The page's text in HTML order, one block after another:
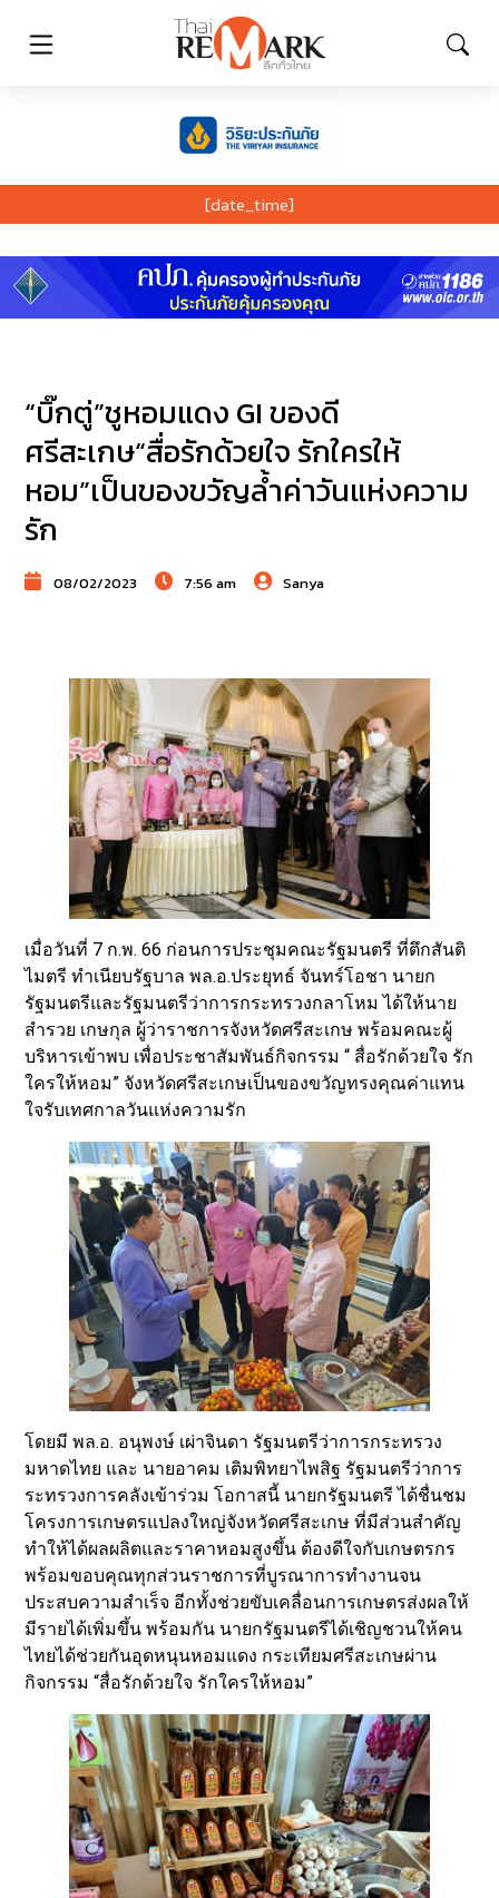
[date_time]
“บิ๊กตู่”ชูหอมแดง GI ของดี
ศรีสะเกษ“สื่อรักด้วยใจ รักใครให้
หอม”เป็นของขวัญล้ำค่าวันแห่งความ
รัก
08/02/2023 7:56 am Sanya
เมื่อวันที่ 7 ก.พ. 66 ก่อนการประชุมคณะรัฐมนตรี ที่ตึกสันติ
ไมตรี ทำเนียบรัฐบาล พล.อ.ประยุทธ์ จันทร์โอชา นายก
รัฐมนตรีและรัฐมนตรีว่าการกระทรวงกลาโหม ได้ให้นาย
สำรวย เกษกุล ผู้ว่าราชการจังหวัดศรีสะเกษ พร้อมคณะผู้
บริหารเข้าพบ เพื่อประชาสัมพันธ์กิจกรรม “ สื่อรักด้วยใจ รัก
ใครให้หอม” จังหวัดศรีสะเกษเป็นของขวัญทรงคุณค่าแทน
ใจรับเทศกาลวันแห่งความรัก
โดยมี พล.อ. อนุพงษ์ เผ่าจินดา รัฐมนตรีว่าการกระทรวง
มหาดไทย และ นายอาคม เติมพิทยาไพสิฐ รัฐมนตรีว่าการ
ระทรวงการคลังเข้าร่วม โอกาสนี้ นายกรัฐมนตรี ได้ชื่นชม
โครงการเกษตรแปลงใหญ่จังหวัดศรีสะเกษ ที่มีส่วนสำคัญ
ทำให้ได้ผลผลิตและราคาหอมสูงขึ้น ต้องดีใจกับเกษตรกร
พร้อมขอบคุณทุกส่วนราชการที่บูรณาการทำงานจน
ประสบความสำเร็จ อีกทั้งช่วยขับเคลื่อนการเกษตรส่งผลให้
มีรายได้เพิ่มขึ้น พร้อมกัน นายกรัฐมนตรีได้เชิญชวนให้คน
ไทยได้ช่วยกันอุดหนุนหอมแดง กระเทียมศรีสะเกษผ่าน
กิจกรรม “สื่อรักด้วยใจ รักใครให้หอม”